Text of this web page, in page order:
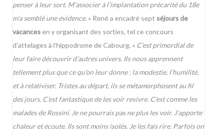
penser à leur sort. M’associer à l’implantation précarité du 18e
m’a semblé une évidence.» René a encadré sept séjours de
vacances en y organisant des sorties, tel ce concours
d’attelages à l’hippodrome de Cabourg. « C’est primordial de
leur faire découvrir d’autres univers. Ils nous apprennent
tellement plus que ce qu’on leur donne : la modestie, l’humilité,
et à relativiser. Tristes au départ, ils se métamorphosent au fil
des jours. C’est fantastique de les voir revivre. C’est comme les
malades de Rossini. Je ne pourrais pas ne plus les voir. J’apporte
chaleur et écoute. Ils sont moins isolés. Je les fais rire. Parfois on